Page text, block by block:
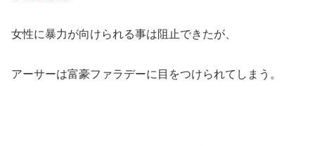
女性に暴力が向けられる事は阻止できたが、
アーサーは富豪ファラデーに目をつけられてしまう。